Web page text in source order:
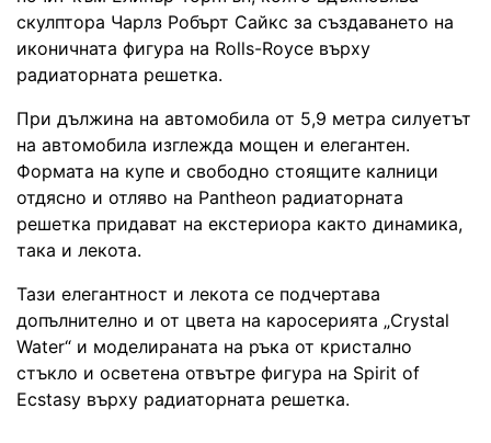
скулптора Чарлз Робърт Сайкс за създаването на
иконичната фигура на Rolls-Royce върху
радиаторната решетка.
При дължина на автомобила от 5,9 метра силуетът
на автомобила изглежда мощен и елегантен.
Формата на купе и свободно стоящите калници
отдясно и отляво на Pantheon радиаторната
решетка придават на екстериора както динамика,
така и лекота.
Тази елегантност и лекота се подчертава
допълнително и от цвета на каросерията „Crystal
Water“ и моделираната на ръка от кристално
стъкло и осветена отвътре фигура на Spirit of
Ecstasy върху радиаторната решетка.